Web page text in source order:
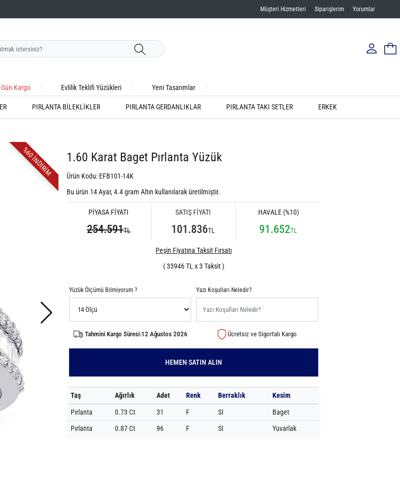
Müşteri Hizmetleri Siparişlerim Yorumlar
Gün Kargo Evlilik Teklifi Yüzükleri Yeni Tasarımlar
PIRLANTA BILEKLIKLER PIRLANTA GERDANLIKLAR PIRLANTA TAKI SETLER ERKEK
%60 İNDİRİM 1.60 Karat Baget Pırlanta Yüzük
Ürün Kodu: EFB101-14K
Bu ürün 14 Ayar,4.4gram Altın kullanılarak üretilmiştir.
PİYASA FİYATI
254.591TL
SATIŞ FİYATI
101.836TL
HAVALE (%10)
91.652TL
Peşin Fiyatına Taksit Fırsatı
( 33946 TL x 3 Taksit )
Yüzük Ölçümü Bilmiyorum ? Yazı Koşulları Neledir?
Tahmini Kargo Süresi:12 Ağustos 2026 Ücretsiz ve Sigortalı Kargo
HEMEN SATIN ALIN
Taş Ağırlık Adet Renk Berraklık Kesim
Pırlanta 0.73 Ct 31 F SI
Baget
Pırlanta
0.87 Ct 96 F SI Yuvarlak